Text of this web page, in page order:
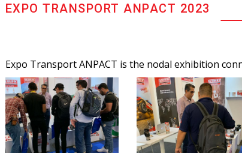
EXPO TRANSPORT ANPACT 2023
Expo Transport ANPACT is the nodal exhibition